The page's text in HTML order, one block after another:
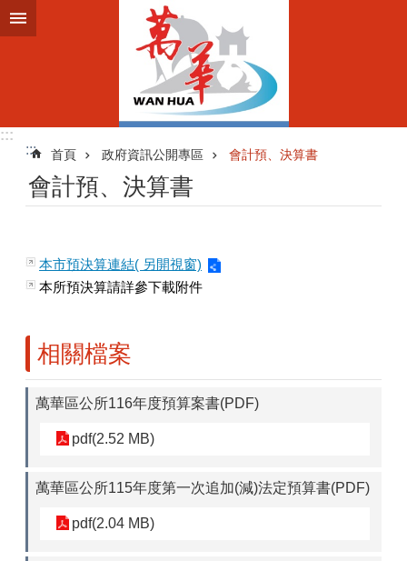
跳到主要內容區塊
:::
:::
首頁 政府資訊公開專區 會計預、決算書
會計預、決算書
本市預決算連結( 另開視窗)
本所預決算請詳參下載附件
相關檔案
萬華區公所116年度預算案書(PDF)
pdf(2.52 MB)
萬華區公所115年度第一次追加(減)法定預算書(PDF)
pdf(2.04 MB)